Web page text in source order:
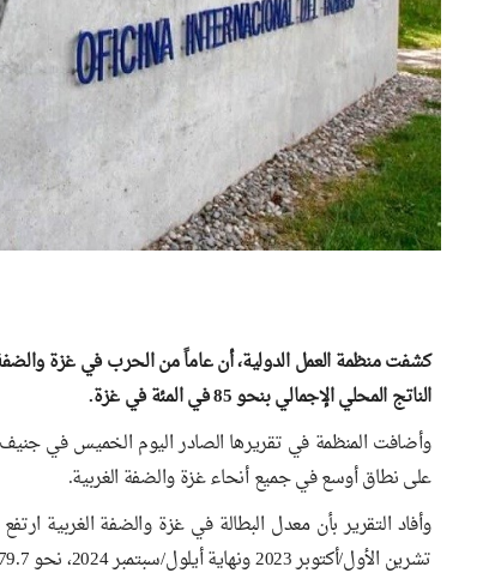
الناتج المحلي الإجمالي بنحو 85 في المئة في غزة.
وأضافت المنظمة في تقريرها الصادر اليوم الخميس في
على نطاق أوسع في جميع أنحاء غزة والضفة الغربية.
تشرين الأول/أكتوبر 2023 ونهاية أيلول/سبتمبر 2024، نحو 79.7 في المئة في حين بلغ في الضفة الغربية 34.9 في المئة خلال الفترة نفسها.